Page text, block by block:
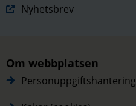
Nyhetsbrev
Om webbplatsen
Personuppgiftshantering